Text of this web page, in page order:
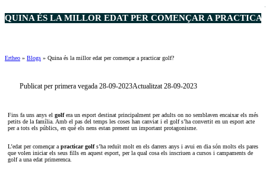
QUINA ÉS LA MILLOR EDAT PER COMENÇAR A
Ertheo » Blogs » Quina és la millor edat per començar a practicar golf?
Publicat per primera vegada 28-09-2023Actualitzat 28-09-2023
Fins fa uns anys el golfera un esport destinat principalment per adults on no semblaven encaixar els més
petits de la família. Amb el pas del temps les coses han canviat i el golf s’ha convertit en un esport acte
per a tots els públics, en què els nens estan prenent un important protagonisme.
L’edat per començar apracticar golfs’ha reduït molt en els darrers anys i avui en dia són molts els pares
que volen iniciar els seus fills en aquest esport, per la qual cosa els inscriuen a cursos i campaments de
golf a una edat primerenca.